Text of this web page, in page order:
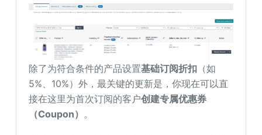
除了为符合条件的产品设置基础订阅折扣 （如
5%、10%）外，最关键的更新是，你现在可以直
接在这里为首次订阅的客户创建专属优惠券
（Coupon） 。